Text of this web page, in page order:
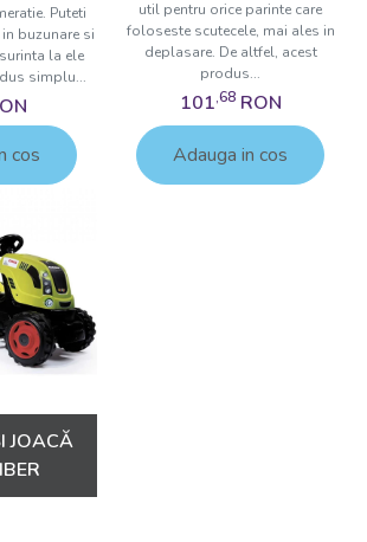
pasionată este mereu pregătită să vă
potrivite pentru nevoile familiei
auto și triciclete și
de micuțul
Puteti
buzunare si
la ele
simplu...
cos
util pentru orice parinte care
foloseste scutecele, mai ales in
deplasare. De altfel, acest
produs...
101,68 RON
Adauga in cos
JOACĂ